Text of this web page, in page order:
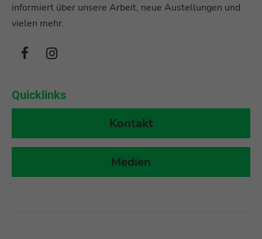
informiert über unsere Arbeit, neue Austellungen und
vielen mehr.
Quicklinks
Kontakt
Medien